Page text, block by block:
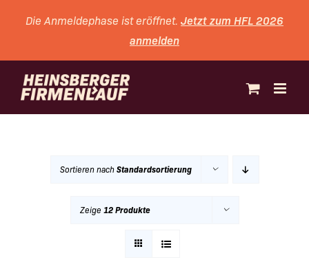
InhaltDie Anmeldephase ist eröffnet. Jetzt zum HFL 2026
anmelden
Sortieren nachStandardsortierung
Zeige 12 Produkte